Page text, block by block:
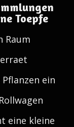
Toepfe
Raum
ein
eine kleine